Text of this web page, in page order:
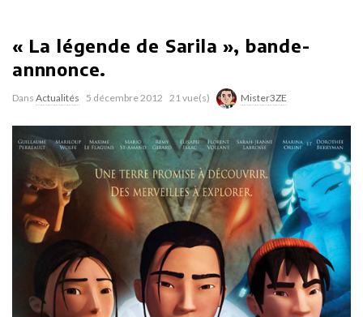
« La légende de Sarila », bande-
annnonce.
Dans Actualités 5 décembre 2012 21 vue(s) Mister3ZE